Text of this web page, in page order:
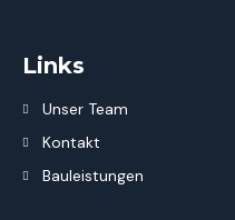
Links
Unser Team
Kontakt
Bauleistungen